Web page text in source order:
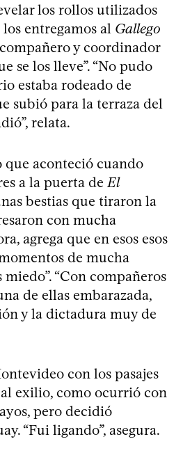
los rollos utilizados
entregamos al Gallego
y coordinador
se los lleve”. “No pudo
estaba rodeado de
subió para la terraza del
relata.
aconteció cuando
a la puerta de El
bestias que tiraron la
con mucha
agrega que en esos esos
de mucha
“Con compañeros
de ellas embarazada,
y la dictadura muy de
con los pasajes
exilio, como ocurrió con
pero decidió
“Fui ligando”, asegura.